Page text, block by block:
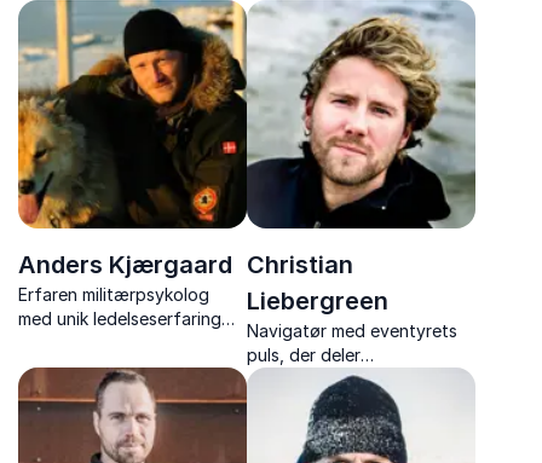
Anders Kjærgaard
Erfaren militærpsykolog
med unik ledelseserfaring
Ekspert i teamdynamik
under ekstreme forhold og
mental robusthed.
Christian
Liebergreen
Navigatør med eventyrets
puls, der deler
rejsefortællinger og
indsigter gennem
medrivende foredrag.
Kompasset peger mod